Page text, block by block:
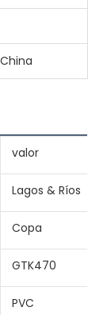
valor
Lagos & Ríos
Copa
GTK470
PVC